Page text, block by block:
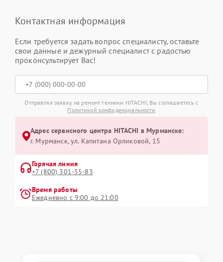
Контактная информация
Если требуется задать вопрос специалисту, оставьте
свои данные и дежурный специалист с радостью
проконсультирует Вас!
Отправляя заявку на ремонт техники HITACHI, Вы соглашаетесь с
Политикой конфиденциальности
Адрес сервисного центра HITACHI в Мурманске:
г. Мурманск, ул. Капитана Орликовой, 15
Горячая линия
+7 (800) 301-55-83
Время работы
Ежедневно с 9:00 до 21:00